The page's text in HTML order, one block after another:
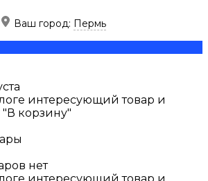
Ваш город: Пермь
интересующий товар и
корзину"
нет